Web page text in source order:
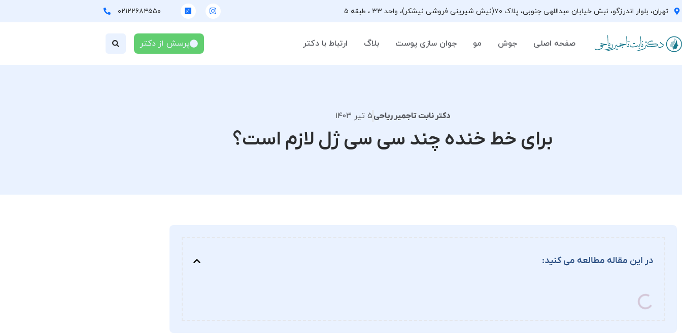
تهران، بلوار اندرزگو، نبش خیابان عبداللهی جنوبی، پلاک ۷۰(نیش شیرینی فروشی نیشکر)، واحد ۳۳ ، طبقه ۵ ۰۲۱۲۲۶۸۴۵۵۰
صفحه اصلی جوش مو جوان سازی پوست بلاگ ارتباط با دکتر پرسش از دکتر
دکتر نابت تاجمیر ریاحی۵ تیر ۱۴۰۳
برای خط خنده چند سی سی ژل لازم است؟
در این مقاله مطالعه می کنید: